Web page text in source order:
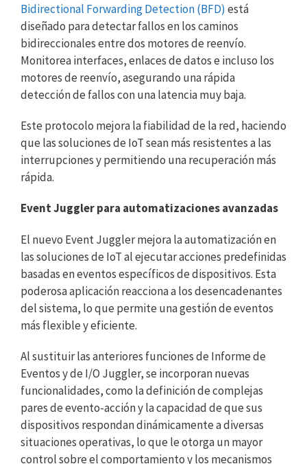
Bidirectional Forwarding Detection (BFD) está
diseñado para detectar fallos en los caminos
bidireccionales entre dos motores de reenvío.
Monitorea interfaces, enlaces de datos e incluso los
motores de reenvío, asegurando una rápida
detección de fallos con una latencia muy baja.
Este protocolo mejora la fiabilidad de la red, haciendo
que las soluciones de IoT sean más resistentes a las
interrupciones y permitiendo una recuperación más
rápida.
Event Juggler para automatizaciones avanzadas
El nuevo Event Juggler mejora la automatización en
las soluciones de IoT al ejecutar acciones predefinidas
basadas en eventos específicos de dispositivos. Esta
poderosa aplicación reacciona a los desencadenantes
del sistema, lo que permite una gestión de eventos
más flexible y eficiente.
Al sustituir las anteriores funciones de Informe de
Eventos y de I/O Juggler, se incorporan nuevas
funcionalidades, como la definición de complejas
pares de evento-acción y la capacidad de que sus
dispositivos respondan dinámicamente a diversas
situaciones operativas, lo que le otorga un mayor
control sobre el comportamiento y los mecanismos